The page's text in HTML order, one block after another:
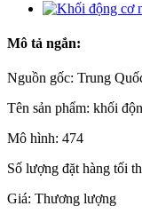
Mô tả ngắn:
Nguồn gốc: Trung
Tên sản phẩm: khối
Mô hình: 474
Số lượng đặt hàng tối
Giá: Thương lượng